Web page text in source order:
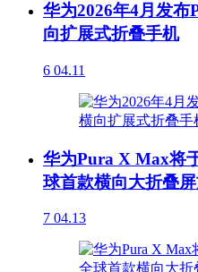
华为2026年4月发
向扩展式折叠手机
6 04.11
华为Pura X Max将
球首款横向大折叠
7 04.13